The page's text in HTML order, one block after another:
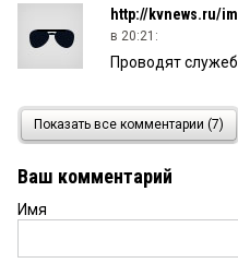
http://kvnews.ru/
в 20:21:
Проводят
Захар 27 октября
Один из братьев
уголовного
Захар 27 октября
Показать все комментарии (7)
Ваш комментарий
Имя